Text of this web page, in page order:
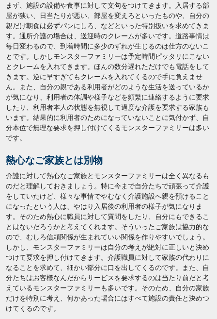
まず、施設の設備や食事に対して文句をつけてきます。入居する部
屋が狭い、日当たりが悪い、部屋を変えろといったものや、自分の
親だけ朝食は必ずパンにしろ、などといった特別扱いを求めてきま
す。通所介護の場合は、送迎時のクレームが多いです。道路事情は
毎日変わるので、到着時間に多少のずれが生じるのは仕方のないこ
とです。しかしモンスターファミリーは予定時間ピッタリにこない
とクレームを入れてきます。ほんの数分遅れただけでも電話をして
きます。逆に早すぎてもクレームを入れてくるので手に負えませ
ん。また、自分の親である利用者がどのような生活を送っているか
が気になり、利用者の体調や様子などを頻繁に連絡するように要求
したり、利用者本人の状態を無視して過度な介護を要求する家族も
います。結果的に利用者のためになっていないことに気付かず、自
分本位で無理な要求を押し付けてくるモンスターファミリーは多い
です。
熱心なご家族とは別物
介護に対して熱心なご家族とモンスターファミリーは全く異なるも
のだと理解しておきましょう。特に今まで自分たちで頑張って介護
をしていたけど、様々な事情でやむなく介護施設へ親を預けること
になったという人は、やはり入居後の利用者の様子が気になりま
す。そのため熱心に職員に対して質問をしたり、自分にもできるこ
とはないだろうかと考えてくれます。そういったご家族は協力的な
ので、むしろ信頼関係が生まれていい関係を作りやすいでしょう。
しかし、モンスターファミリーは自分の考えが絶対に正しいと決め
つけて要求を押し付けてきます。介護職員に対して家族の代わりに
なることを求めて、細かい部分に口を出してくるのです。また、自
分たちはお客様なんだからサービスを要求するのは当たり前だと考
えているモンスターファミリーも多いです。そのため、自分の家族
だけを特別に考え、何かあった場合にはすべて施設の責任と決めつ
けてくるのです。